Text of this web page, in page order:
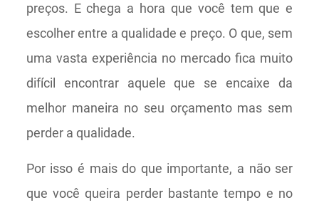
preços. E chega a hora que você tem que e
escolher entre a qualidade e preço. O que, sem
uma vasta experiência no mercado fica muito
difícil encontrar aquele que se encaixe da
melhor maneira no seu orçamento mas sem
perder a qualidade.
Por isso é mais do que importante, a não ser
que você queira perder bastante tempo e no